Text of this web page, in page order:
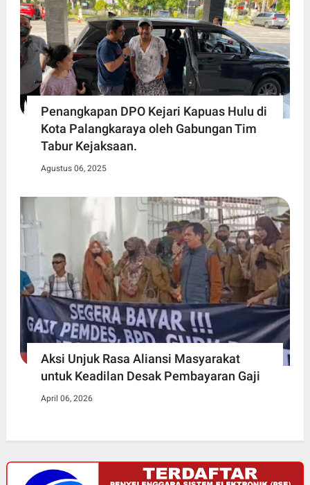
Penangkapan DPO Kejari Kapuas Hulu di
Kota Palangkaraya oleh Gabungan Tim
Tabur Kejaksaan.
Agustus 06, 2025
Aksi Unjuk Rasa Aliansi Masyarakat
untuk Keadilan Desak Pembayaran Gaji
April 06, 2026